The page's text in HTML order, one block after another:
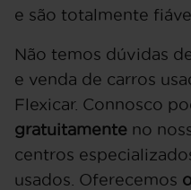
e são totalmente
Não temos dúvidas
e venda de carros
Flexicar. Connosco
gratuitamente no
centros
usados. Oferecemos